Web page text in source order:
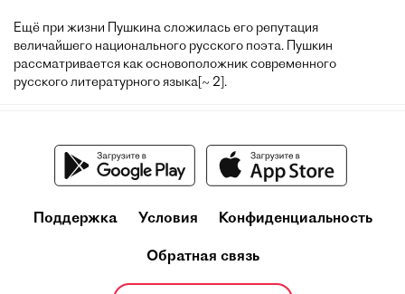
Ещё при жизни Пушкина сложилась его репутация
величайшего национального русского поэта. Пушкин
рассматривается как основоположник современного
русского литературного языка[~ 2].
Поддержка Условия Конфиденциальность
Обратная связь